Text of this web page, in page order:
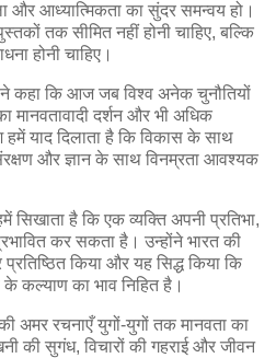
आध्यात्मिकता का सुंदर समन्वय हो।
तक सीमित नहीं होनी चाहिए, बल्कि
होनी चाहिए।
ने कहा कि आज जब विश्व अनेक चुनौतियों
मानवतावादी दर्शन और भी अधिक
याद दिलाता है कि विकास के साथ
और ज्ञान के साथ विनम्रता आवश्यक
सिखाता है कि एक व्यक्ति अपनी प्रतिभा,
कर सकता है। उन्होंने भारत की
किया और यह सिद्ध किया कि
के कल्याण का भाव निहित है।
अमर रचनाएँ युगों-युगों तक मानवता का
की सुगंध, विचारों की गहराई और जीवन